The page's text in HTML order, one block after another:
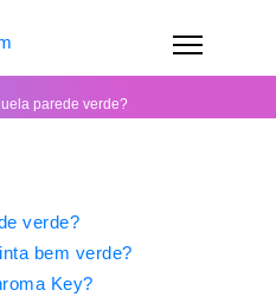
parede verde?
verde?
bem verde?
Key?